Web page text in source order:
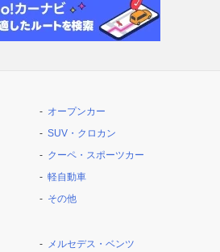
オープンカー
SUV・クロカン
クーペ・スポーツカー
軽自動車
その他
メルセデス・ベンツ